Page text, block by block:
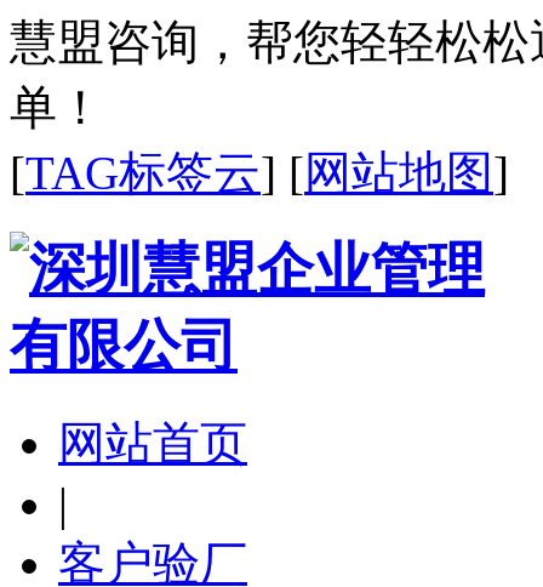
慧盟咨询，帮您轻轻松
单！
[TAG标签云] [网站地图]
网站首页
|
客户验厂